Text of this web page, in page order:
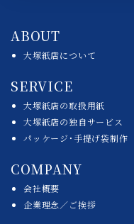
ク
ABOUT
大塚紙店について
SERVICE
大塚紙店の取扱用紙
大塚紙店の独自サービス
パッケージ・手提げ袋制作
COMPANY
会社概要
企業理念／ご挨拶